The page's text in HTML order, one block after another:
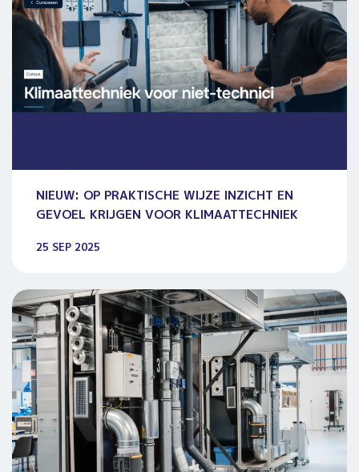
NIEUW: OP PRAKTISCHE WIJZE INZICHT EN
GEVOEL KRIJGEN VOOR KLIMAATTECHNIEK
25 SEP 2025